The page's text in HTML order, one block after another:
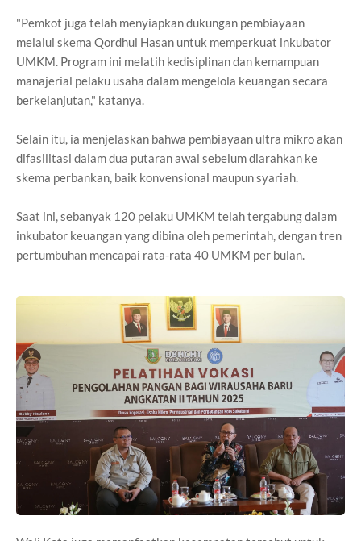
"Pemkot juga telah menyiapkan dukungan pembiayaan
melalui skema Qordhul Hasan untuk memperkuat inkubator
UMKM. Program ini melatih kedisiplinan dan kemampuan
manajerial pelaku usaha dalam mengelola keuangan secara
berkelanjutan," katanya.
Selain itu, ia menjelaskan bahwa pembiayaan ultra mikro akan
difasilitasi dalam dua putaran awal sebelum diarahkan ke
skema perbankan, baik konvensional maupun syariah.
Saat ini, sebanyak 120 pelaku UMKM telah tergabung dalam
inkubator keuangan yang dibina oleh pemerintah, dengan tren
pertumbuhan mencapai rata-rata 40 UMKM per bulan.